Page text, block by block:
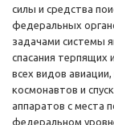
силы и средства
федеральных
задачами системы
спасания терпящих
всех видов
космонавтов и
аппаратов с места
федеральном